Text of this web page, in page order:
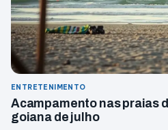
ENTRETENIMENTO
Acampamento nas praias
goiana de julho